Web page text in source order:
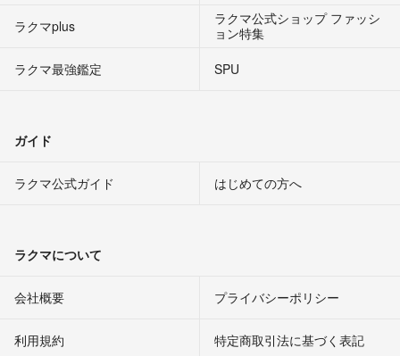
ラクマplus
ラクマ公式ショップ ファッシ
ョン特集
ラクマ最強鑑定
SPU
ガイド
ラクマ公式ガイド はじめての方へ
ラクマについて
会社概要 プライバシーポリシー
利用規約 特定商取引法に基づく表記